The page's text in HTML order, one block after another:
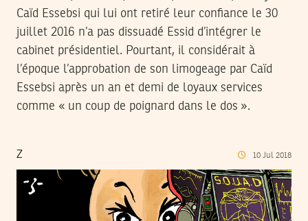
Caïd Essebsi qui lui ont retiré leur confiance le 30
juillet 2016 n’a pas dissuadé Essid d’intégrer le
cabinet présidentiel. Pourtant, il considérait à
l’époque l’approbation de son limogeage par Caïd
Essebsi après un an et demi de loyaux services
comme « un coup de poignard dans le dos ».
Z 10 Jul 2018